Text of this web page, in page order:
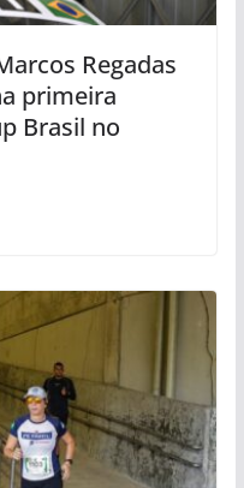
Regadas
primeira
Brasil no